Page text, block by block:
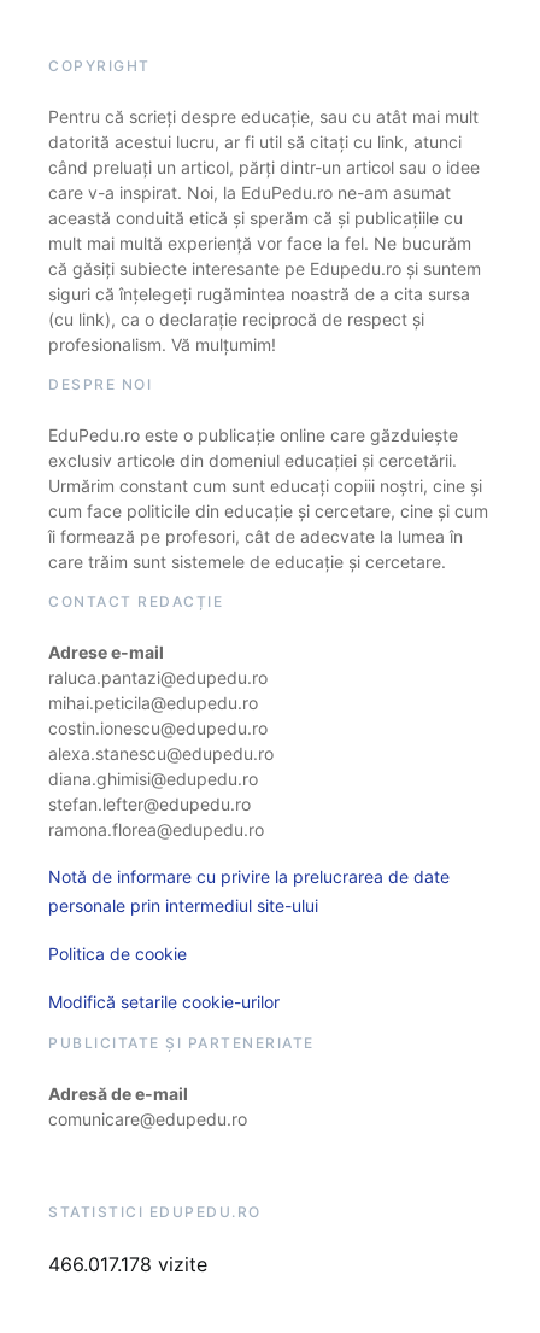
COPYRIGHT
Pentru că scrieți despre educație, sau cu atât mai mult
datorită acestui lucru, ar fi util să citați cu link, atunci
când preluați un articol, părți dintr-un articol sau o idee
care v-a inspirat. Noi, la EduPedu.ro ne-am asumat
această conduită etică și sperăm că și publicațiile cu
mult mai multă experiență vor face la fel. Ne bucurăm
că găsiți subiecte interesante pe Edupedu.ro și suntem
siguri că înțelegeți rugămintea noastră de a cita sursa
(cu link), ca o declarație reciprocă de respect și
profesionalism. Vă mulțumim!
DESPRE NOI
EduPedu.ro este o publicație online care găzduiește
exclusiv articole din domeniul educației și cercetării.
Urmărim constant cum sunt educați copiii noștri, cine și
cum face politicile din educație și cercetare, cine și cum
îi formează pe profesori, cât de adecvate la lumea în
care trăim sunt sistemele de educație și cercetare.
CONTACT REDACȚIE
Adrese e-mail
raluca.pantazi@edupedu.ro
mihai.peticila@edupedu.ro
costin.ionescu@edupedu.ro
alexa.stanescu@edupedu.ro
diana.ghimisi@edupedu.ro
stefan.lefter@edupedu.ro
ramona.florea@edupedu.ro
Notă de informare cu privire la prelucrarea de date
personale prin intermediul site-ului
Politica de cookie
Modifică setarile cookie-urilor
PUBLICITATE ȘI PARTENERIATE
Adresă de e-mail
comunicare@edupedu.ro
STATISTICI EDUPEDU.RO
466.017.178 vizite